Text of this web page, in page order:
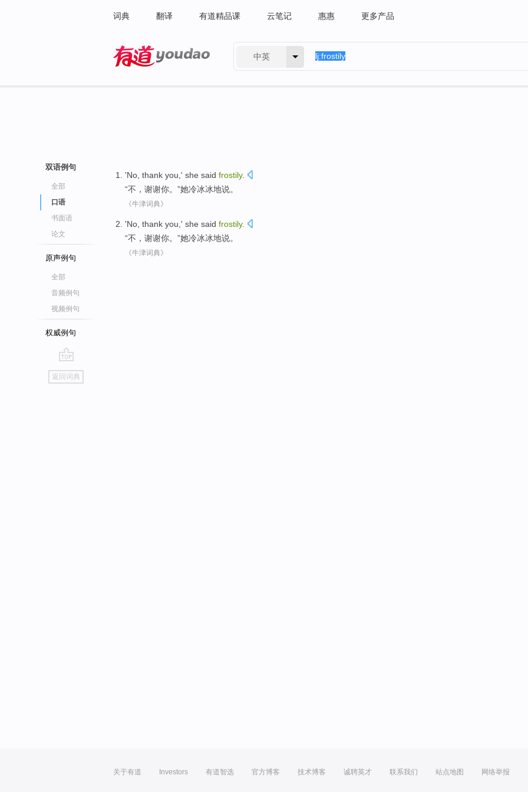
词典 翻译 有道精品课 云笔记 惠惠 更多产品
中英
双语例句
全部
口语
书面语
论文
原声例句
全部
音频例句
视频例句
权威例句
go
top
返回词典
'No thank you ,' she said frostily.
“不 ， 谢谢你。”她冷冰冰地说。
《牛津词典》
'No thank you ,' she said frostily.
“不 ， 谢谢你。”她冷冰冰地说。
《牛津词典》
关于有道 Investors 有道智选 官方博客 技术博客 诚聘英才 联系我们 站点地图 网络举报